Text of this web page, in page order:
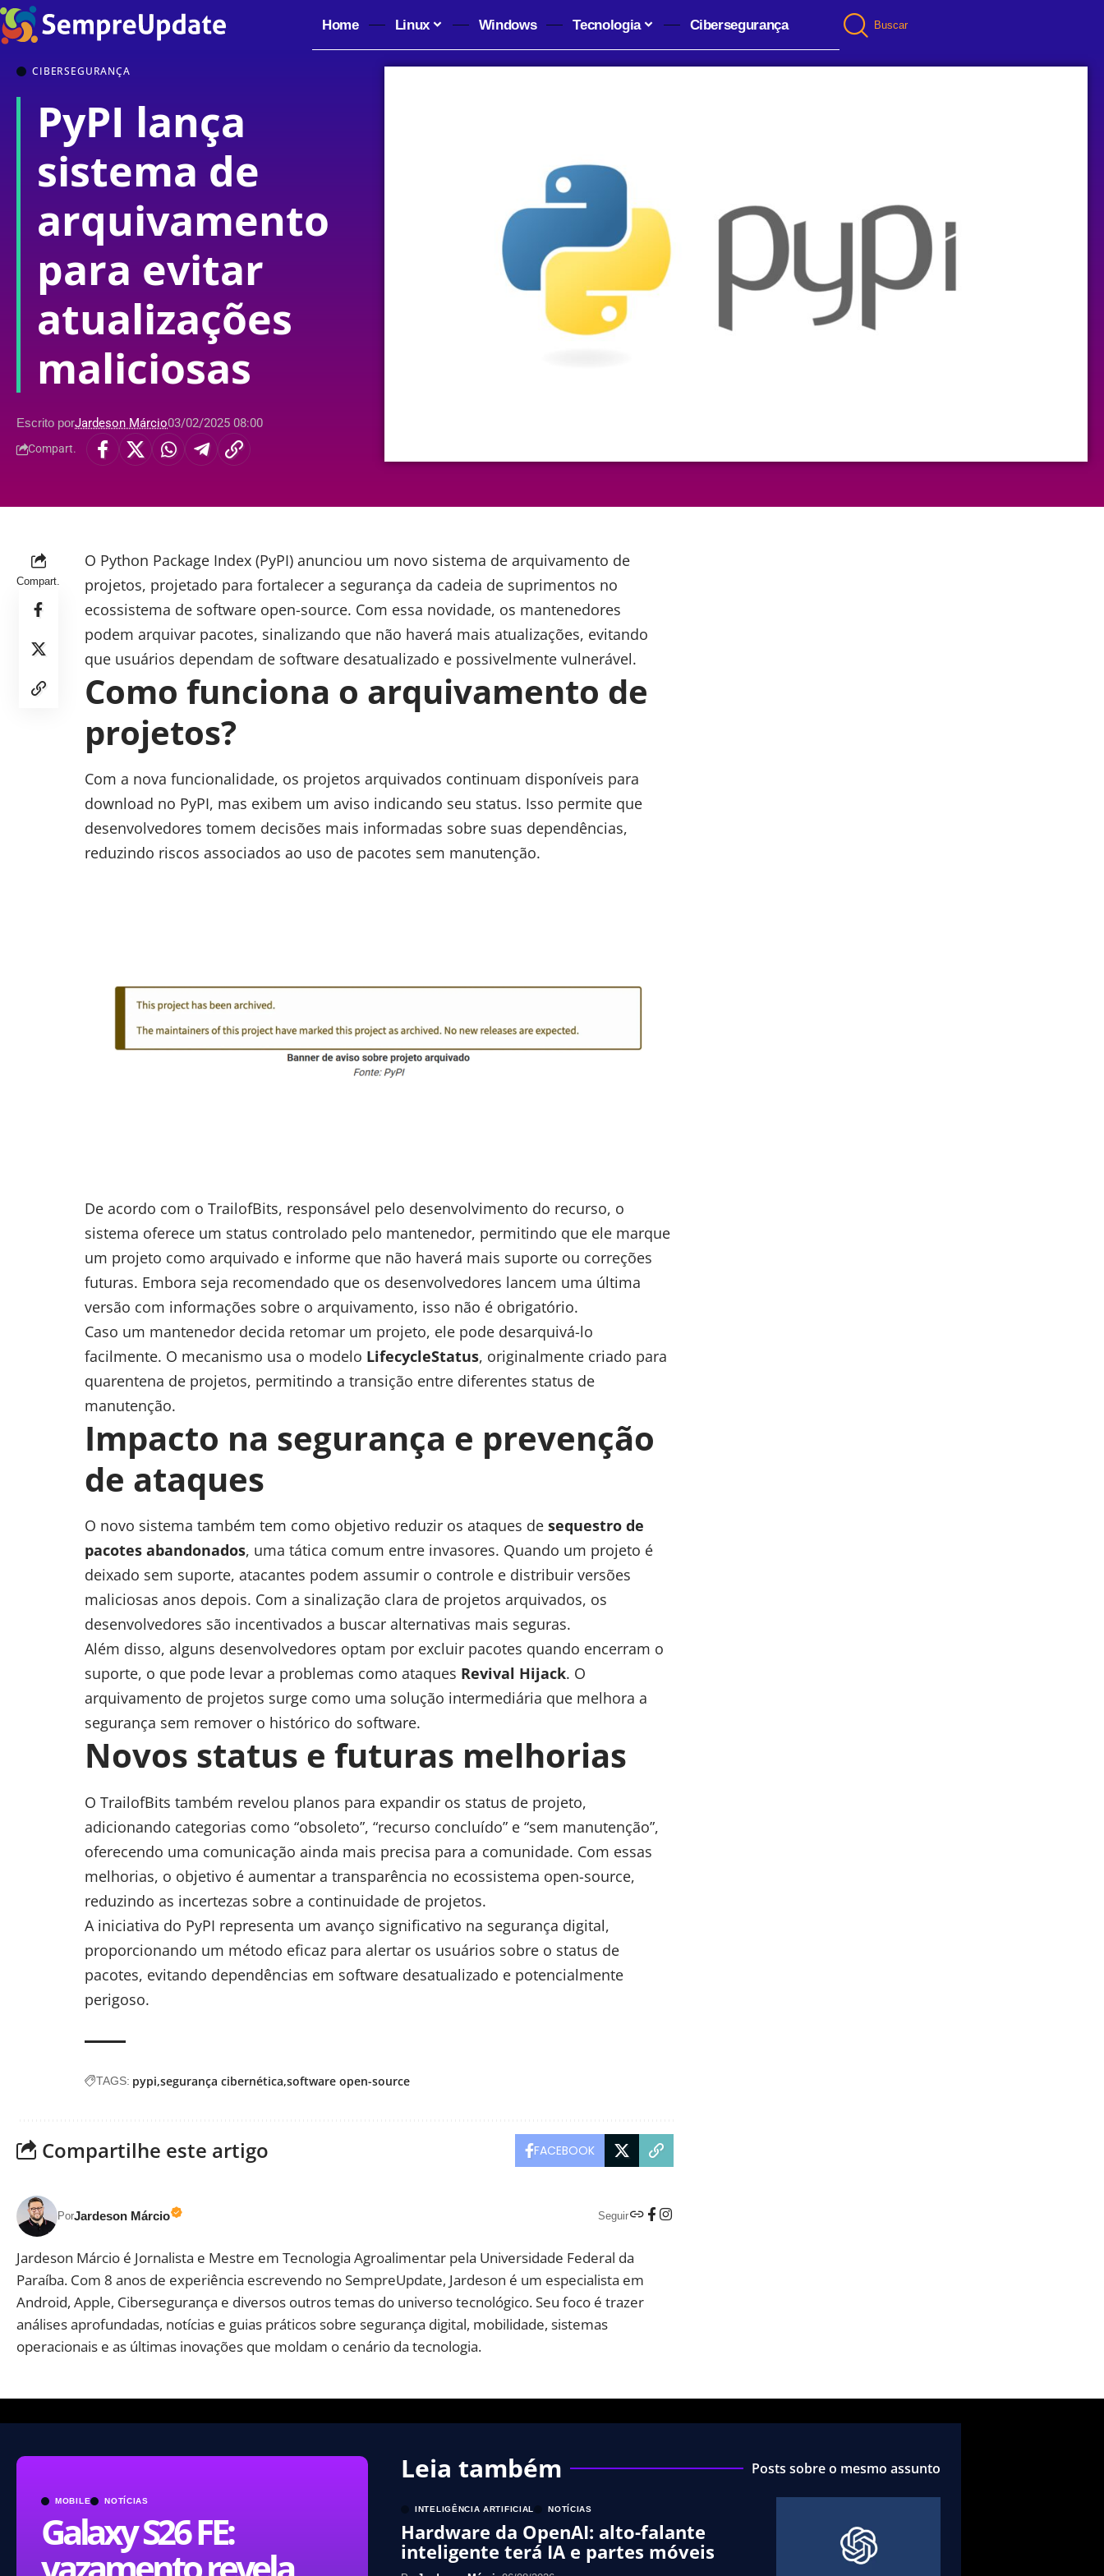
Home Linux Windows Tecnologia Cibersegurança Buscar
CIBERSEGURANÇA
PyPI lança
sistema de
arquivamento
para evitar
atualizações
maliciosas
Escrito porJardeson Márcio03/02/2025 08:00
Compart.
Compart.
O Python Package Index (PyPI) anunciou um novo sistema de arquivamento de
projetos, projetado para fortalecer a segurança da cadeia de suprimentos no
ecossistema de software open-source. Com essa novidade, os mantenedores
podem arquivar pacotes, sinalizando que não haverá mais atualizações, evitando
que usuários dependam de software desatualizado e possivelmente vulnerável.
Como funciona o arquivamento de
projetos?
Com a nova funcionalidade, os projetos arquivados continuam disponíveis para
download no PyPI, mas exibem um aviso indicando seu status. Isso permite que
desenvolvedores tomem decisões mais informadas sobre suas dependências,
reduzindo riscos associados ao uso de pacotes sem manutenção.
De acordo com o TrailofBits, responsável pelo desenvolvimento do recurso, o
sistema oferece um status controlado pelo mantenedor, permitindo que ele marque
um projeto como arquivado e informe que não haverá mais suporte ou correções
futuras. Embora seja recomendado que os desenvolvedores lancem uma última
versão com informações sobre o arquivamento, isso não é obrigatório.
Caso um mantenedor decida retomar um projeto, ele pode desarquivá-lo
facilmente. O mecanismo usa o modelo LifecycleStatus, originalmente criado para
quarentena de projetos, permitindo a transição entre diferentes status de
manutenção.
Impacto na segurança e prevenção
de ataques
O novo sistema também tem como objetivo reduzir os ataques de sequestro de
pacotes abandonados, uma tática comum entre invasores. Quando um projeto é
deixado sem suporte, atacantes podem assumir o controle e distribuir versões
maliciosas anos depois. Com a sinalização clara de projetos arquivados, os
desenvolvedores são incentivados a buscar alternativas mais seguras.
Além disso, alguns desenvolvedores optam por excluir pacotes quando encerram o
suporte, o que pode levar a problemas como ataques Revival Hijack. O
arquivamento de projetos surge como uma solução intermediária que melhora a
segurança sem remover o histórico do software.
Novos status e futuras melhorias
O TrailofBits também revelou planos para expandir os status de projeto,
adicionando categorias como “obsoleto”, “recurso concluído” e “sem manutenção”,
oferecendo uma comunicação ainda mais precisa para a comunidade. Com essas
melhorias, o objetivo é aumentar a transparência no ecossistema open-source,
reduzindo as incertezas sobre a continuidade de projetos.
A iniciativa do PyPI representa um avanço significativo na segurança digital,
proporcionando um método eficaz para alertar os usuários sobre o status de
pacotes, evitando dependências em software desatualizado e potencialmente
perigoso.
TAGS: pypi segurança cibernética software open-source
Compartilhe este artigo FACEBOOK
PorJardeson Márcio Seguir
Jardeson Márcio é Jornalista e Mestre em Tecnologia Agroalimentar pela Universidade Federal da
Paraíba. Com 8 anos de experiência escrevendo no SempreUpdate, Jardeson é um especialista em
Android, Apple, Cibersegurança e diversos outros temas do universo tecnológico. Seu foco é trazer
análises aprofundadas, notícias e guias práticos sobre segurança digital, mobilidade, sistemas
operacionais e as últimas inovações que moldam o cenário da tecnologia.
MOBILE NOTÍCIAS
Galaxy S26 FE:
Leia também Posts sobre o mesmo assunto
INTELIGÊNCIA ARTIFICIAL NOTÍCIAS
Hardware da OpenAI: alto-falante
inteligente terá IA e partes móveis